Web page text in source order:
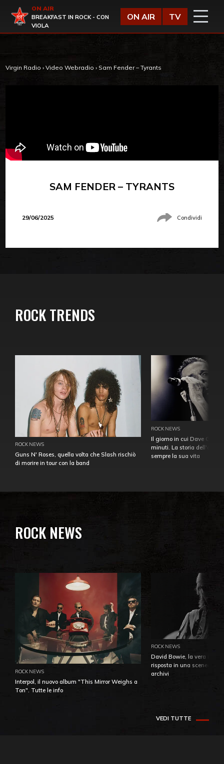
Virgin Radio
ON AIR
BREAKFAST IN ROCK - CON
VIOLA
ON AIR TV
Virgin Radio › Video Webradio › Sam Fender – Tyrants
SAM FENDER – TYRANTS
29/06/2025 Condividi
ROCK TRENDS
ROCK NEWS
Guns N' Roses, quella volta che Slash rischiò
di morire in tour con la band
ROCK NEWS
Il giorno in cui Dave
minuti. La storia
sempre la sua vita
ROCK NEWS
ROCK NEWS
Interpol, il nuovo album "This Mirror Weighs a
Ton". Tutte le info
ROCK NEWS
David Bowie, la vera
risposta in una
archivi
VEDI TUTTE